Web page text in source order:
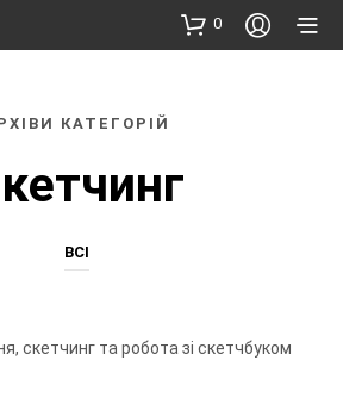
0
КАТЕГОРІЙ
ВСІ
скетчинг та робота зі скетчбуком